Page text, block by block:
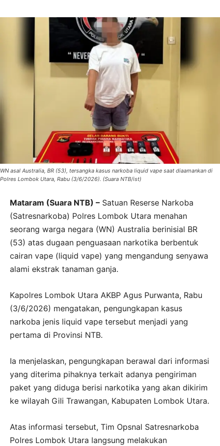
WN asal Australia, BR (53), tersangka kasus narkoba liquid vape saat diaamankan di
Polres Lombok Utara, Rabu (3/6/2026). (Suara NTB/ist)
Mataram (Suara NTB) – Satuan Reserse Narkoba
(Satresnarkoba) Polres Lombok Utara menahan
seorang warga negara (WN) Australia berinisial BR
(53) atas dugaan penguasaan narkotika berbentuk
cairan vape (liquid vape) yang mengandung senyawa
alami ekstrak tanaman ganja.
Kapolres Lombok Utara AKBP Agus Purwanta, Rabu
(3/6/2026) mengatakan, pengungkapan kasus
narkoba jenis liquid vape tersebut menjadi yang
pertama di Provinsi NTB.
Ia menjelaskan, pengungkapan berawal dari informasi
yang diterima pihaknya terkait adanya pengiriman
paket yang diduga berisi narkotika yang akan dikirim
ke wilayah Gili Trawangan, Kabupaten Lombok Utara.
Atas informasi tersebut, Tim Opsnal Satresnarkoba
Polres Lombok Utara langsung melakukan